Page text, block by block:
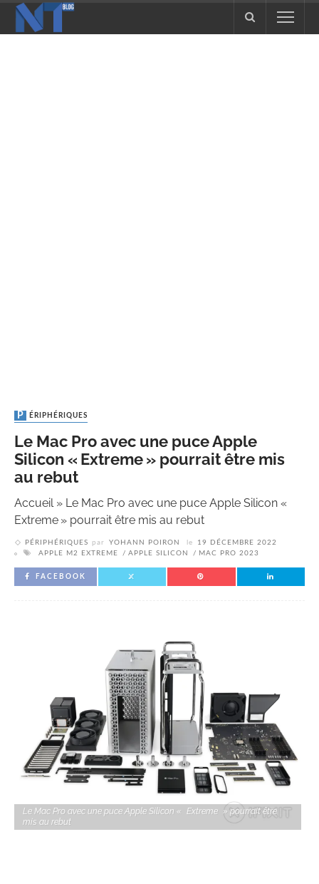
PÉRIPHÉRIQUES
Le Mac Pro avec une puce Apple
Silicon « Extreme » pourrait être mis
au rebut
Accueil» Le Mac Pro avec une puce Apple Silicon «
Extreme » pourrait être mis au rebut
PÉRIPHÉRIQUES par YOHANN POIRON le
19 DÉCEMBRE 2022
APPLE M2 EXTREME
APPLE SILICON MAC PRO 2023
FACEBOOK
Le Mac Pro avec une puce Apple Silicon « Extreme » pourrait être
mis au rebut